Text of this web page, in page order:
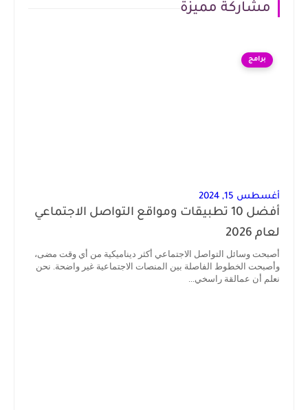
مشاركة مميزة
برامج
أغسطس 15, 2024
أفضل 10 تطبيقات ومواقع التواصل الاجتماعي
لعام 2026
أصبحت وسائل التواصل الاجتماعي أكثر ديناميكية من أي وقت مضى،
وأصبحت الخطوط الفاصلة بين المنصات الاجتماعية غير واضحة. نحن
نعلم أن عمالقة راسخي...